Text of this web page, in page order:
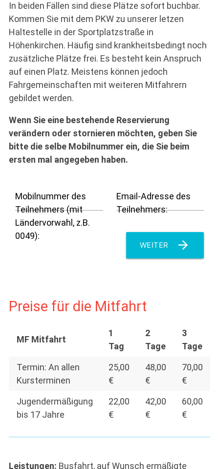
In beiden Fällen sind diese Plätze sofort buchbar.
Kommen Sie mit dem PKW zu unserer letzen
Haltestelle in der Sportplatzstraße in
Höhenkirchen. Häufig sind krankheitsbedingt noch
zusätzliche Plätze frei. Es besteht kein Anspruch
auf einen Platz. Meistens können jedoch
Fahrgemeinschaften mit weiteren Mitfahrern
gebildet werden.
Wenn Sie eine bestehende Reservierung
verändern oder stornieren möchten, geben Sie
bitte die selbe Mobilnummer ein, die Sie beim
ersten mal angegeben haben.
Mobilnummer des
Teilnehmers (mit
Ländervorwahl, z.B.
0049):
Email-Adresse des
Teilnehmers:
arrow_forward
WEITER
Preise für die Mitfahrt
MF Mitfahrt
1
Tag
2
Tage
3
Tage
Termin: An allen
Kursterminen
25,00
€
48,00
€
70,00
€
Jugendermäßigung
bis 17 Jahre
22,00
€
42,00
€
60,00
€
Leistungen: Busfahrt, auf Wunsch ermäßigte